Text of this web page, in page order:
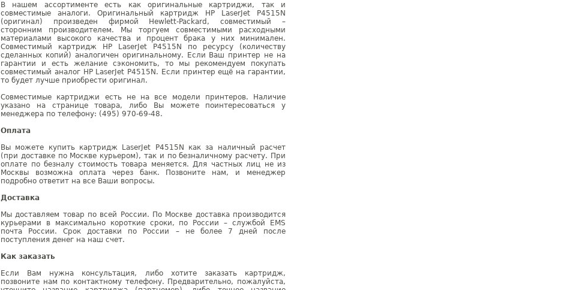
В нашем ассортименте есть как оригинальные картриджи, так и
совместимые аналоги. Оригинальный картридж HP LaserJet P4515N
(оригинал) произведен фирмой Hewlett-Packard, совместимый –
сторонним производителем. Мы торгуем совместимыми расходными
материалами высокого качества и процент брака у них минимален.
Совместимый картридж HP LaserJet P4515N по ресурсу (количеству
сделанных копий) аналогичен оригинальному. Если Ваш принтер не на
гарантии и есть желание сэкономить, то мы рекомендуем покупать
совместимый аналог HP LaserJet P4515N. Если принтер ещё на гарантии,
то будет лучше приобрести оригинал.
Совместимые картриджи есть не на все модели принтеров. Наличие
указано на странице товара, либо Вы можете поинтересоваться у
менеджера по телефону: (495) 970-69-48.
Оплата
Вы можете купить картридж LaserJet P4515N как за наличный расчет
(при доставке по Москве курьером), так и по безналичному расчету. При
оплате по безналу стоимость товара меняется. Для частных лиц не из
Москвы возможна оплата через банк. Позвоните нам, и менеджер
подробно ответит на все Ваши вопросы.
Доставка
Мы доставляем товар по всей России. По Москве доставка производится
курьерами в максимально короткие сроки, по России – службой EMS
почта России. Срок доставки по России – не более 7 дней после
поступления денег на наш счет.
Как заказать
Если Вам нужна консультация, либо хотите заказать картридж,
позвоните нам по контактному телефону. Предварительно, пожалуйста,